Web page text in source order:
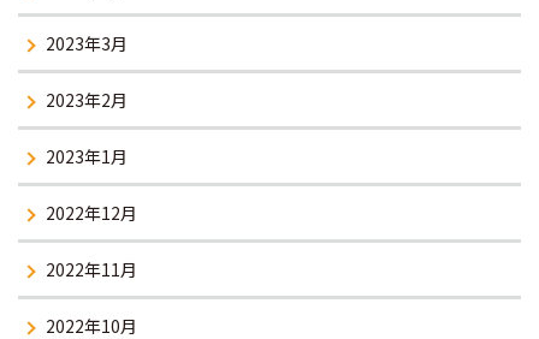
2023年3月
2023年2月
2023年1月
2022年12月
2022年11月
2022年10月